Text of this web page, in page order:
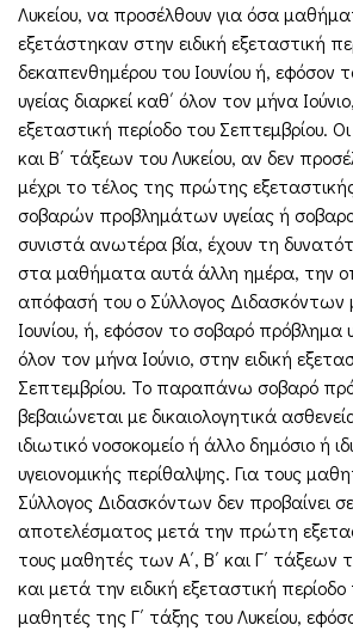
Λυκείου, να προσέλθουν για όσα
εξετάστηκαν στην ειδική εξεταστική
δεκαπενθημέρου του Ιουνίου ή, εφόσον
υγείας διαρκεί καθ΄ όλον τον μήνα
εξεταστική περίοδο του Σεπτεμβρίου.
και Β΄ τάξεων του Λυκείου, αν δεν
μέχρι το τέλος της πρώτης
σοβαρών προβλημάτων υγείας ή
συνιστά ανωτέρα βία, έχουν τη
στα μαθήματα αυτά άλλη ημέρα, την
απόφασή του ο Σύλλογος Διδασκόντων
Ιουνίου, ή, εφόσον το σοβαρό πρόβλημα
όλον τον μήνα Ιούνιο, στην ειδική
Σεπτεμβρίου. Το παραπάνω σοβαρό
βεβαιώνεται με δικαιολογητικά
ιδιωτικό νοσοκομείο ή άλλο δημόσιο ή
υγειονομικής περίθαλψης. Για τους
Σύλλογος Διδασκόντων δεν προβαίνει
αποτελέσματος μετά την πρώτη
τους μαθητές των Α΄, Β΄ και Γ΄ τάξεων
και μετά την ειδική εξεταστική περίοδο
μαθητές της Γ΄ τάξης του Λυκείου,